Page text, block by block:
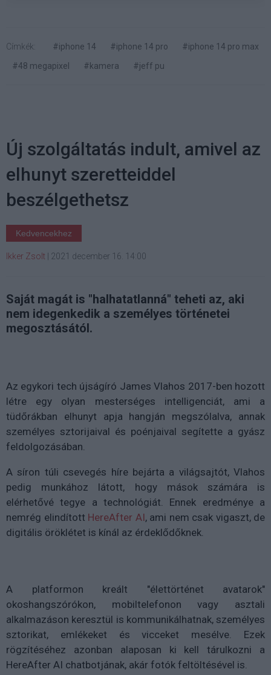
Címkék: #iphone 14 #iphone 14 pro
#iphone 14 pro max
#48 megapixel
#kamera #jeff pu
Új szolgáltatás indult, amivel az
elhunyt szeretteiddel
beszélgethetsz
Kedvencekhez
Ikker Zsolt 2021 december 16. 14:00
Saját magát is "halhatatlanná" teheti az, aki
nem idegenkedik a személyes történetei
megosztásától.
Az egykori tech újságíró James Vlahos 2017-ben hozott
létre egy olyan mesterséges intelligenciát, ami a
tüdőrákban elhunyt apja hangján megszólalva, annak
személyes sztorijaival és poénjaival segítette a gyász
feldolgozásában.
A síron túli csevegés híre bejárta a világsajtót, Vlahos
pedig munkához látott, hogy mások számára is
elérhetővé tegye a technológiát. Ennek eredménye a
nemrég elindított HereAfter AI, ami nem csak vigaszt, de
digitális öröklétet is kínál az érdeklődőknek.
A platformon kreált "élettörténet avatarok"
okoshangszórókon, mobiltelefonon vagy asztali
alkalmazáson keresztül is kommunikálhatnak, személyes
sztorikat, emlékeket és vicceket mesélve. Ezek
rögzítéséhez azonban alaposan ki kell tárulkozni a
HereAfter AI chatbotjának, akár fotók feltöltésével is.